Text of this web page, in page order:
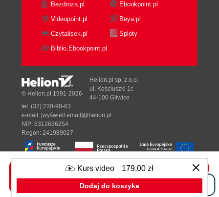
Kurs video 179,00 zł
Dodaj do koszyka
Bezdroza.pl
Ebookpoint.pl
Videopoint.pl
Beya.pl
Czytalisek.pl
Sploty
Biblio.Ebookpoint.pl
Designed with ♥ byTonik.pl
© Helion.pl 1991-2026
Helion.pl sp. z o.o.
ul. Kościuszki 1c
44-100 Gliwice
tel. (32) 230-98-63
e-mail: [wyświetl email]@helion.pl
NIP: 6312636254
Regon: 241989027